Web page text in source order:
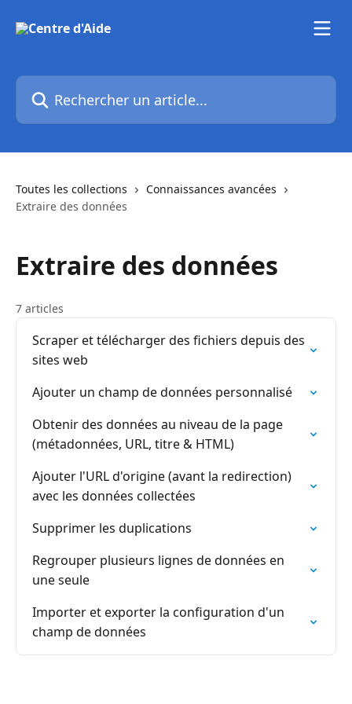
Rechercher un article...
Toutes les collections
Connaissances avancées
Extraire des données
Extraire des données
7 articles
Scraper et télécharger des fichiers depuis des
sites web
Ajouter un champ de données personnalisé
Obtenir des données au niveau de la page
(métadonnées, URL, titre & HTML)
Ajouter l'URL d'origine (avant la redirection)
avec les données collectées
Supprimer les duplications
Regrouper plusieurs lignes de données en
une seule
Importer et exporter la configuration d'un
champ de données